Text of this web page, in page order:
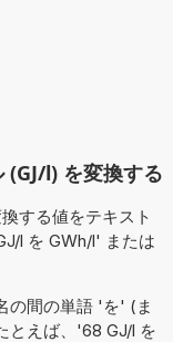
(GJ/l) を変換する
する値をテキスト
l を GWh/l' または
の間の単語 'を' (ま
えば、'68 GJ/l を